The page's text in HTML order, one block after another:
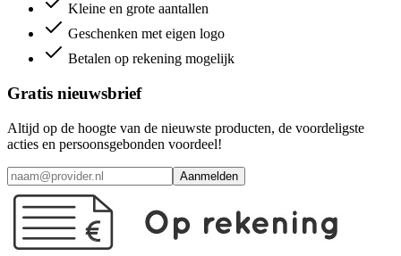
Kleine en grote aantallen
Geschenken met eigen logo
Betalen op rekening mogelijk
Gratis nieuwsbrief
Altijd op de hoogte van de nieuwste producten, de voordeligste
acties en persoonsgebonden voordeel!
Aanmelden